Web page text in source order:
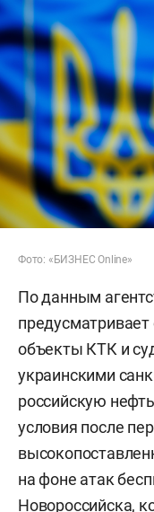
Фото: «БИЗНЕС Online»
По данным
предусматривает
объекты КТК и
украинскими
российскую
условия после
на фоне атак
Новороссийска,